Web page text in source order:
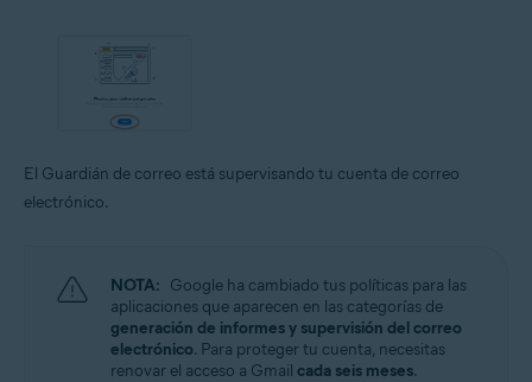
El Guardián de correo está supervisando tu cuenta de correo
electrónico.
NOTA: Google ha cambiado tus políticas para las
aplicaciones que aparecen en las categorías de
generación de informes y supervisión del correo
electrónico. Para proteger tu cuenta, necesitas
renovar el acceso a Gmail cada seis meses.